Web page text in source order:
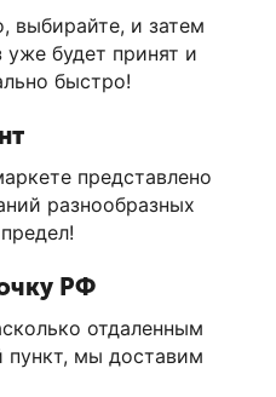
выбирайте, и затем
будет принят и
быстро!
представлено
разнообразных
РФ
отдаленным
пункт, мы доставим